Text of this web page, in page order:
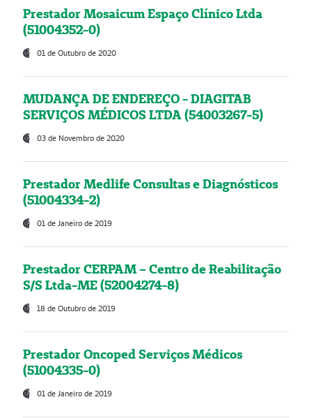
Prestador Mosaicum Espaço Clínico Ltda
(51004352-0)
01 de Outubro de 2020
MUDANÇA DE ENDEREÇO - DIAGITAB
SERVIÇOS MÉDICOS LTDA (54003267-5)
03 de Novembro de 2020
Prestador Medlife Consultas e Diagnósticos
(51004334-2)
01 de Janeiro de 2019
Prestador CERPAM – Centro de Reabilitação
S/S Ltda-ME (52004274-8)
18 de Outubro de 2019
Prestador Oncoped Serviços Médicos
(51004335-0)
01 de Janeiro de 2019